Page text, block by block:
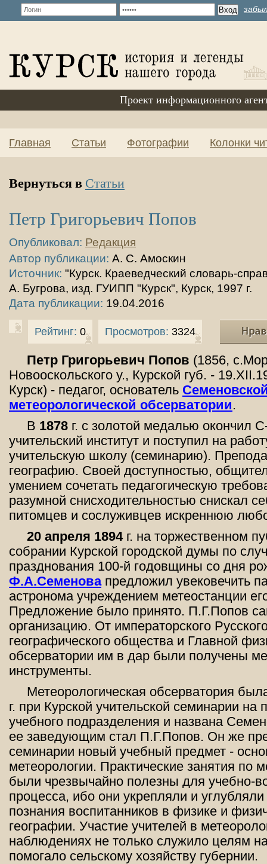
Проект информационного
Главная Статьи Фотографии Колонки
Вернуться в Статьи
Петр Григорьевич Попов
Опубликовал: Редакция
Автор публикации: А. С. Амоскин
Источник: "Курск. Краеведческий словарь-
А. Бугрова, изд. ГУИПП "Курск", Курск, 1997 г.
Дата публикации: 19.04.2016
Рейтинг: 0 Просмотров: 3324
Петр Григорьевич Попов (1856,
Новооскольского у., Курской губ. -
Курск) - педагог, основатель
метеорологической обсерватории.
В 1878 г. с золотой медалью окончил
учительский институт и поступил на
учительскую школу (семинарию).
географию. Своей доступностью,
умением сочетать педагогическую
разумной снисходительностью снискал
питомцев и сослуживцев искреннюю
20 апреля 1894г. на торжественном
собрании Курской городской думы по
празднования 100-й годовщины со дня
Ф.А.Семеновапредложил увековечить
астронома учреждением метеостанции
Предложение было принято. П.Г.Попов
организацию. От императорского
географического общества и Главной
обсерватории им в дар были получены
инструменты.
Метеорологическая обсерватория
г. при Курской учительской семинарии на
учебного подразделения и названа
ее заведующим стал П.Г.Попов. Он же
семинарии новый учебный предмет -
метеорологии. Практические занятия по
были чрезвычайно полезны для учебно-
процесса, ибо они укрепляли и углубляли
познания воспитанников в физике и
географии. Участие учителей в
наблюдениях не только служило целям
помогало сельскому хозяйству губернии.